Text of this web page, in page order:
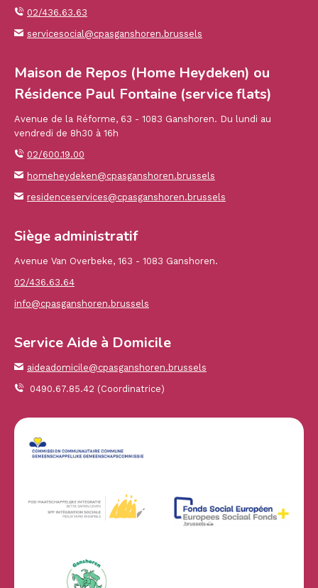
02/436.63.63
servicesocial@cpasganshoren.brussels
Maison de Repos (Home Heydeken) ou
Résidence Paul Fontaine (service flats)
Avenue de la Réforme, 63 - 1083 Ganshoren. Du lundi au
vendredi de 8h30 à 16h
02/600.19.00
homeheydeken@cpasganshoren.brussels
residenceservices@cpasganshoren.brussels
Siège administratif
Avenue Van Overbeke, 163 - 1083 Ganshoren.
02/436.63.64
info@cpasganshoren.brussels
Service Aide à Domicile
aideadomicile@cpasganshoren.brussels
0490.67.85.42 (Coordinatrice)